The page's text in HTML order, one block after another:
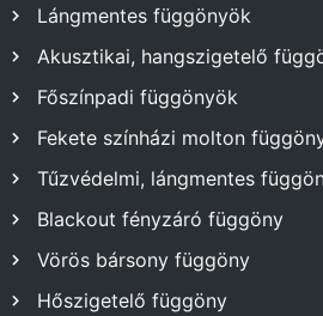
Lángmentes függönyök
Akusztikai, hangszigetelő
Főszínpadi függönyök
Fekete színházi molton
Tűzvédelmi, lángmentes
Blackout fényzáró függöny
Vörös bársony függöny
Hőszigetelő függöny